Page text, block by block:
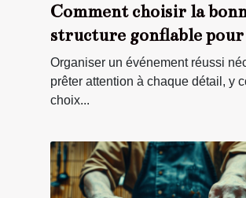
Comment choisir la
structure gonflable
événement ?
Organiser un événement réussi
prêter attention à chaque détail, y
choix...